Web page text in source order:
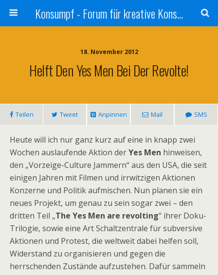
Konsumpf - Forum für kreative Konsumkritik - Culture Jamming, Nachhaltigkeit, Konzernkritik, Adbusting
18. November 2012
Helft Den Yes Men Bei Der Revolte!
Teilen Tweet Anpinnen Mail SMS
Heute will ich nur ganz kurz auf eine in knapp zwei
Wochen auslaufende Aktion derYes Men hinweisen,
den „Vorzeige-Culture Jammern“ aus den USA, die seit
einigen Jahren mit Filmen und irrwitzigen Aktionen
Konzerne und Politik aufmischen. Nun planen sie ein
neues Projekt, um genau zu sein sogar zwei – den
dritten Teil „The Yes Men are revolting“ ihrer Doku-
Trilogie, sowie eine Art Schaltzentrale für subversive
Aktionen und Protest, die weltweit dabei helfen soll,
Widerstand zu organisieren und gegen die
herrschenden Zustände aufzustehen. Dafür sammeln